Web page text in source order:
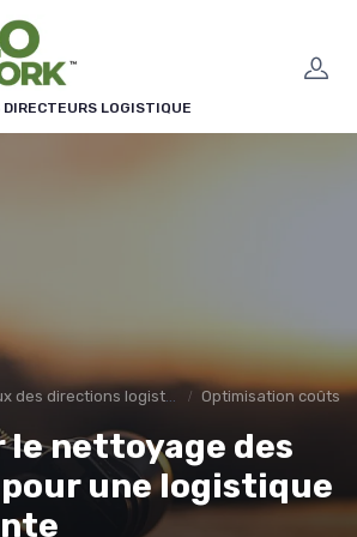
DIRECTEURS LOGISTIQUE
des directions logistiques Optimisation coûts
le nettoyage des
une logistique
cookies